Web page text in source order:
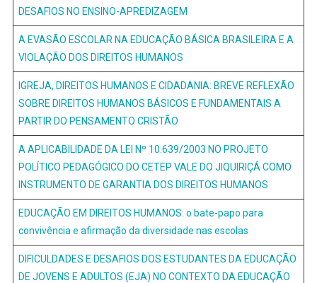
DESAFIOS NO ENSINO-APREDIZAGEM
A EVASÃO ESCOLAR NA EDUCAÇÃO BÁSICA BRASILEIRA E A
VIOLAÇÃO DOS DIREITOS HUMANOS
IGREJA, DIREITOS HUMANOS E CIDADANIA: BREVE REFLEXÃO
SOBRE DIREITOS HUMANOS BÁSICOS E FUNDAMENTAIS A
PARTIR DO PENSAMENTO CRISTÃO
A APLICABILIDADE DA LEI Nº 10.639/2003 NO PROJETO
POLÍTICO PEDAGÓGICO DO CETEP VALE DO JIQUIRIÇÁ COMO
INSTRUMENTO DE GARANTIA DOS DIREITOS HUMANOS
EDUCAÇÃO EM DIREITOS HUMANOS: o bate-papo para
convivência e afirmação da diversidade nas escolas
DIFICULDADES E DESAFIOS DOS ESTUDANTES DA EDUCAÇÃO
DE JOVENS E ADULTOS (EJA) NO CONTEXTO DA EDUCAÇÃO